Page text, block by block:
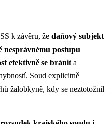
k závěru, že daňový subjekt
nesprávnému postupu
efektivně se bránit a
Soud explicitně
žalobkyně, kdy se neztotožnil